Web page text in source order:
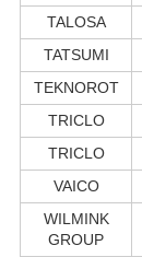
TALOSA
TATSUMI
TEKNOROT
TRICLO
TRICLO
VAICO
WILMINK
GROUP